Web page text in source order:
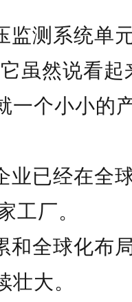
监测系统单
虽然说看
一个小小的
业已经在全
工厂。
和全球化布
大。